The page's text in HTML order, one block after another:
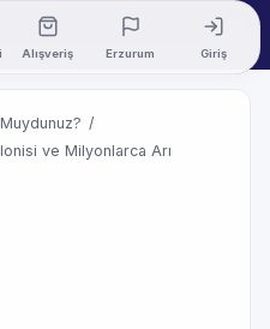
Alışveriş Erzurum Giriş
/
ve Milyonlarca Arı